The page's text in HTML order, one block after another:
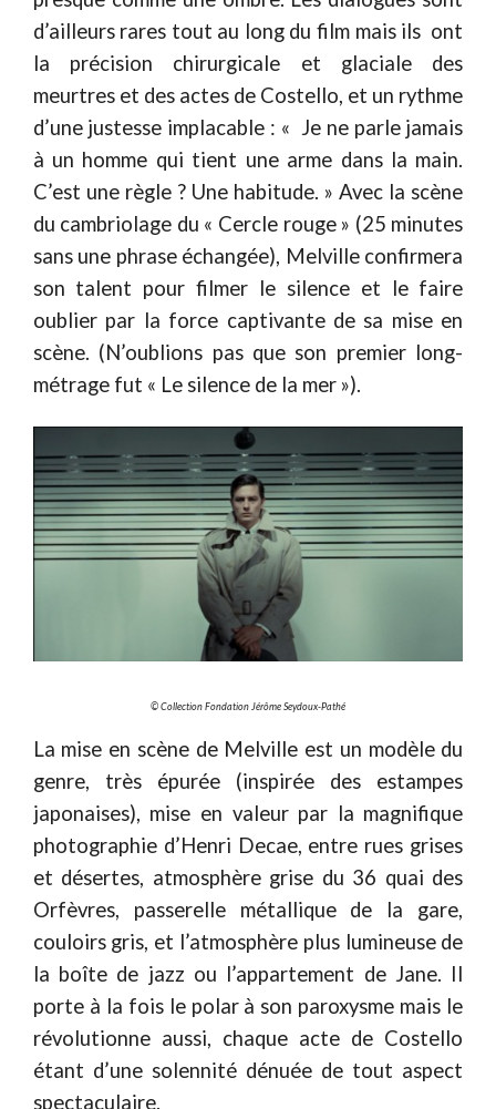
d’ailleurs rares tout au long du film mais ils ont
la précision chirurgicale et glaciale des
meurtres et des actes de Costello, et un rythme
d’une justesse implacable : « Je ne parle jamais
à un homme qui tient une arme dans la main.
C’est une règle ? Une habitude. » Avec la scène
du cambriolage du « Cercle rouge » (25 minutes
sans une phrase échangée), Melville confirmera
son talent pour filmer le silence et le faire
oublier par la force captivante de sa mise en
scène. (N’oublions pas que son premier long-
métrage fut « Le silence de la mer »).
© Collection Fondation Jérôme Seydoux-Pathé
La mise en scène de Melville est un modèle du
genre, très épurée (inspirée des estampes
japonaises), mise en valeur par la magnifique
photographie d’Henri Decae, entre rues grises
et désertes, atmosphère grise du 36 quai des
Orfèvres, passerelle métallique de la gare,
couloirs gris, et l’atmosphère plus lumineuse de
la boîte de jazz ou l’appartement de Jane. Il
porte à la fois le polar à son paroxysme mais le
révolutionne aussi, chaque acte de Costello
étant d’une solennité dénuée de tout aspect
spectaculaire.